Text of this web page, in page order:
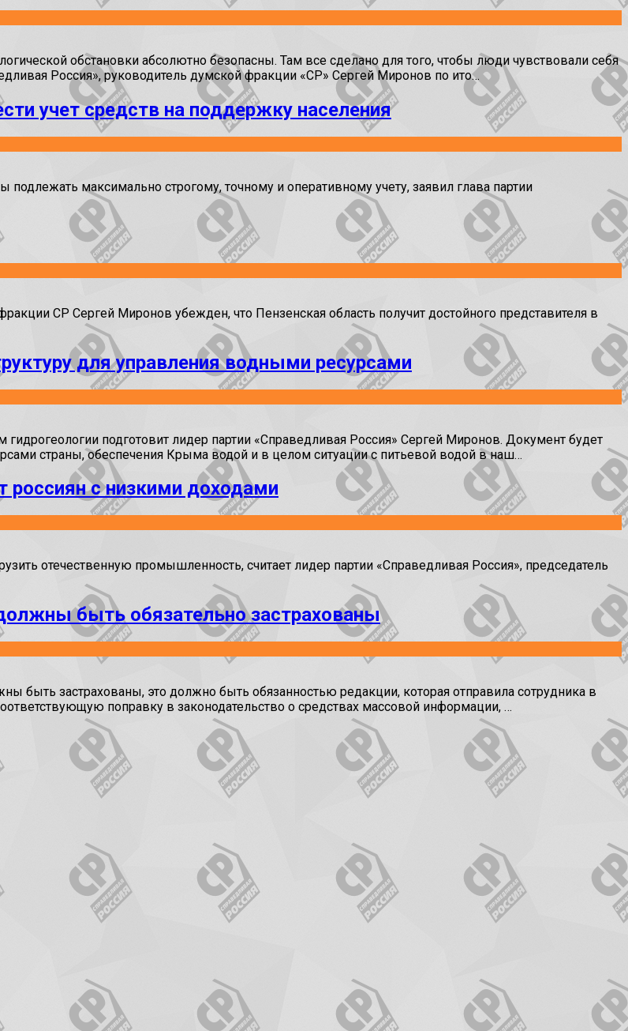
обстановки абсолютно безопасны. Там все сделано для того, чтобы люди чувствовали себя
Россия», руководитель думской фракции «СР» Сергей Миронов по ито…
учет средств на поддержку населения
максимально строгому, точному и оперативному учету, заявил глава партии
СР Сергей Миронов убежден, что Пензенская область получит достойного представителя в
для управления водными ресурсами
подготовит лидер партии «Справедливая Россия» Сергей Миронов. Документ будет
страны, обеспечения Крыма водой и в целом ситуации с питьевой водой в наш…
россиян с низкими доходами
отечественную промышленность, считает лидер партии «Справедливая Россия», председатель
быть обязательно застрахованы
быть застрахованы, это должно быть обязанностью редакции, которая отправила сотрудника в
поправку в законодательство о средствах массовой информации, …